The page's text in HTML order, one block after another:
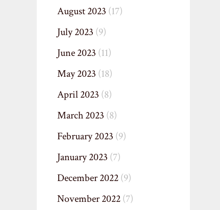
August 2023 (17)
July 2023 (9)
June 2023 (11)
May 2023 (18)
April 2023 (8)
March 2023 (8)
February 2023 (9)
January 2023 (7)
December 2022(9)
November 2022(7)